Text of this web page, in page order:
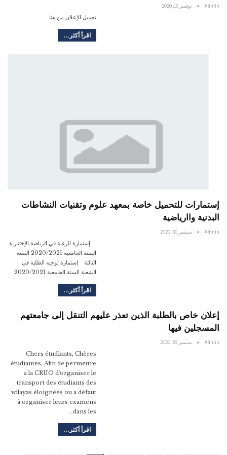
Admin نوفمبر 16, 2020
تحميل الإعلان من هنا
اقرأ أكثر...
إستمارات للتحميل خاصة بمعهد علوم وتقنيات النشاطات
البدنية واارياضية
Admin سبتمبر 30, 2020
إستمارة الرغبة في الرياضة الإختبارية
السنة الجامعية 2020/2021 السنة
الثالثة إستمارة توجيه الطلبة في
الشعبة السنة الجامعية 2020/2021
اقرأ أكثر...
إعلان خاص بالطلبة الذين تعذر عليهم التنقل إلى جامعتهم
المسجلين فيها
Admin سبتمبر 29, 2020
Chers étudiants, Chères
étudiantes, Afin de permettre
a la CRUO d'organiser le
transport des étudiants des
wilayas éloignées ou a défaut
à organiser leurs examens
dans les…
اقرأ أكثر...